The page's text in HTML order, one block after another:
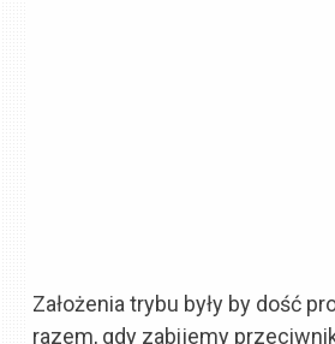
Założenia trybu były by dość
razem, gdy zabijemy